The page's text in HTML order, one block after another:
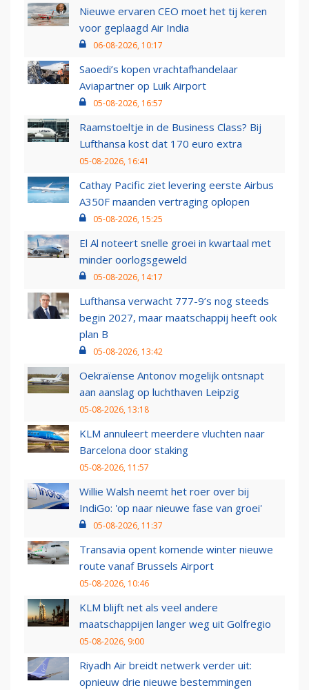
Nieuwe ervaren CEO moet het tij keren
voor geplaagd Air India
06-08-2026, 10:17
Saoedi’s kopen vrachtafhandelaar
Aviapartner op Luik Airport
05-08-2026, 16:57
Raamstoeltje in de Business Class? Bij
Lufthansa kost dat 170 euro extra
05-08-2026, 16:41
Cathay Pacific ziet levering eerste Airbus
A350F maanden vertraging oplopen
05-08-2026, 15:25
El Al noteert snelle groei in kwartaal met
minder oorlogsgeweld
05-08-2026, 14:17
Lufthansa verwacht 777-9’s nog steeds
begin 2027, maar maatschappij heeft ook
plan B
05-08-2026, 13:42
Oekraïense Antonov mogelijk ontsnapt
aan aanslag op luchthaven Leipzig
05-08-2026, 13:18
KLM annuleert meerdere vluchten naar
Barcelona door staking
05-08-2026, 11:57
Willie Walsh neemt het roer over bij
IndiGo: 'op naar nieuwe fase van groei'
05-08-2026, 11:37
Transavia opent komende winter nieuwe
route vanaf Brussels Airport
05-08-2026, 10:46
KLM blijft net als veel andere
maatschappijen langer weg uit Golfregio
05-08-2026, 9:00
Riyadh Air breidt netwerk verder uit:
opnieuw drie nieuwe bestemmingen